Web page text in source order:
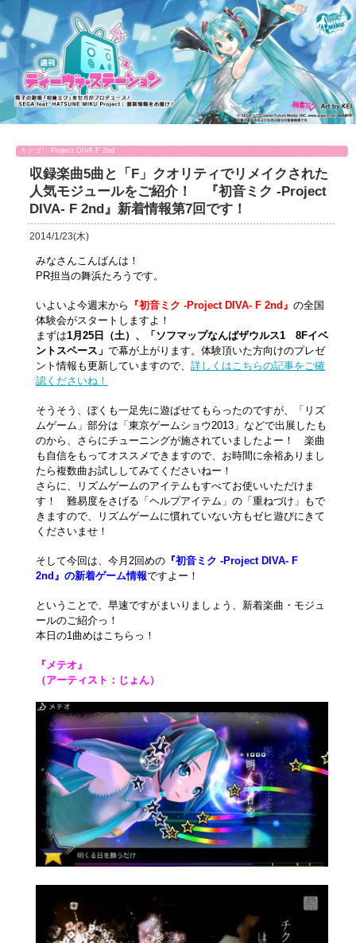
カテゴリ Project DIVA F 2nd
収録楽曲5曲と「F」クオリティでリメイクされた
人気モジュールをご紹介！ 『初音ミク -Project
DIVA- F 2nd』新着情報第7回です！
2014/1/23(木)
みなさんこんばんは！
PR担当の舞浜たろうです。
いよいよ今週末から 『初音ミク -Project DIVA- F 2nd』 の全国
体験会がスタートしますよ！
まずは1月25日（土）、「ソフマップなんばザウルス1 8Fイベ
ントスペース」 で幕が上がります。体験頂いた方向けのプレゼ
ント情報も更新していますので、 詳しくはこちらの記事をご確
認くださいね！
そうそう、ぼくも一足先に遊ばせてもらったのですが、「リズ
ムゲーム」部分は「東京ゲームショウ2013」などで出展したも
のから、さらにチューニングが施されていましたよー！ 楽曲
も自信をもってオススメできますので、お時間に余裕ありまし
たら複数曲お試ししてみてくださいねー！
さらに、リズムゲームのアイテムもすべてお使いいただけま
す！ 難易度をさげる「ヘルプアイテム」の「重ねづけ」もで
きますので、リズムゲームに慣れていない方もゼヒ遊びにきて
くださいませ！
そして今回は、今月2回めの 『初音ミク -Project DIVA- F
2nd』の新着ゲーム情報ですよー！
ということで、早速ですがまいりましょう、新着楽曲・モジュ
ールのご紹介っ！
本日の1曲めはこちらっ！
『メテオ』
（アーティスト：じょん）